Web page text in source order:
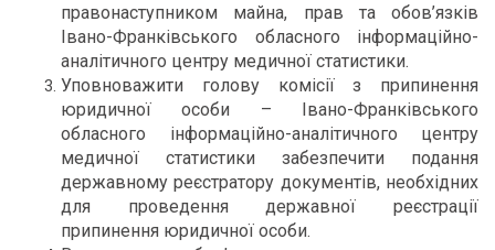
правонаступником майна, прав та обов’язків
Івано-Франківського обласного інформаційно-
аналітичного центру медичної статистики.
Уповноважити голову комісії з припинення
юридичної особи – Івано-Франківського
обласного інформаційно-аналітичного центру
медичної статистики забезпечити подання
державному реєстратору документів, необхідних
для проведення державної реєстрації
припинення юридичної особи.